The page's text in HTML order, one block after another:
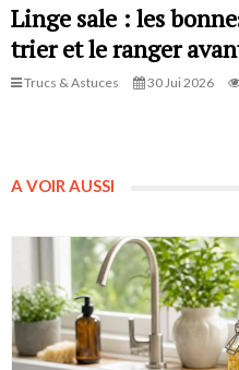
Linge sale : les
trier et le ranger
Trucs & Astuces 30 Jui 2026
A VOIR AUSSI